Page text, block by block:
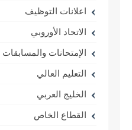
اعلانات التوظيف
الاتحاد الأوروبي
الإمتحانات والمسابقات
التعليم العالي
الخليج العربي
القطاع الخاص